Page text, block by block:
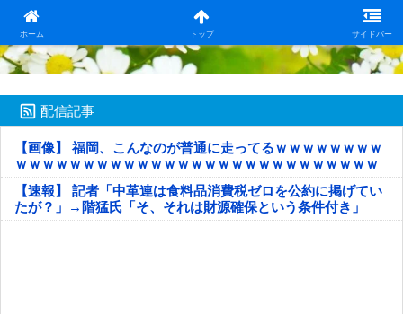
ホーム トップ サイドバー
日本第一！ニュース録
配信記事
【画像】 福岡、こんなのが普通に走ってるｗｗｗｗｗｗｗｗ
ｗｗｗｗｗｗｗｗｗｗｗｗｗｗｗｗｗｗｗｗｗｗｗｗｗｗｗ
ｗｗｗｗｗ
【速報】 記者「中革連は食料品消費税ゼロを公約に掲げてい
たが？」→階猛氏「そ、それは財源確保という条件付き」